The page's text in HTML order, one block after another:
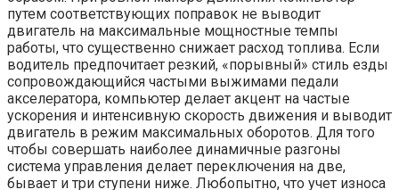
путем соответствующих поправок не выводит
двигатель на максимальные мощностные темпы
работы, что существенно снижает расход топлива. Если
водитель предпочитает резкий, «порывный» стиль езды
сопровождающийся частыми выжимами педали
акселератора, компьютер делает акцент на частые
ускорения и интенсивную скорость движения и выводит
двигатель в режим максимальных оборотов. Для того
чтобы совершать наиболее динамичные разгоны
система управления делает переключения на две,
бывает и три ступени ниже. Любопытно, что учет износа